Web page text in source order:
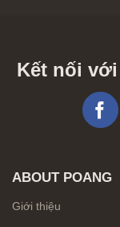
Kết nối
ABOUT POANG
Giới thiệu